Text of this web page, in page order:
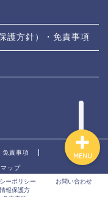
護方針）・免責事項
免責事項
ップ
ーポリシー
情報保護方
お問い合わせ
MENU
奈良